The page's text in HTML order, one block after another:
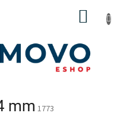
mm 1773